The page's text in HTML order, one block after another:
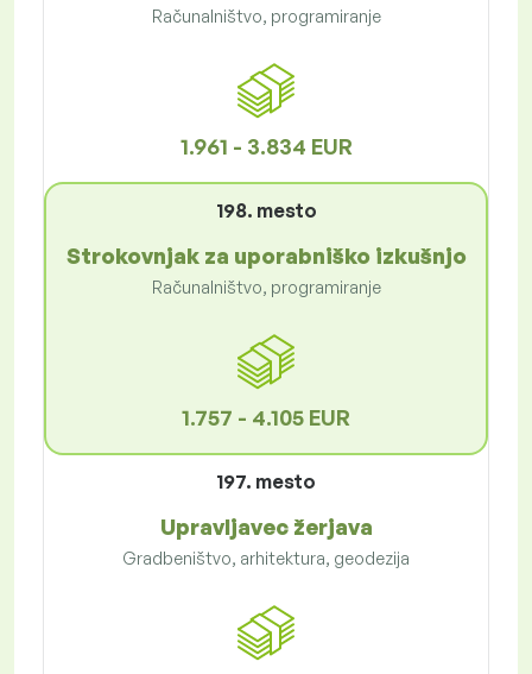
Računalništvo, programiranje
1.961 - 3.834 EUR
198. mesto
Strokovnjak za uporabniško izkušnjo
Računalništvo, programiranje
1.757 - 4.105 EUR
197. mesto
Upravljavec žerjava
Gradbeništvo, arhitektura, geodezija